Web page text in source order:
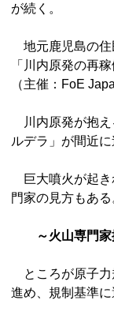
が続く。
地元鹿児島の住
「川内原発の再
（主催：FoE
川内原発が抱え
ルデラ」が間近に
巨大噴火が起き
門家の見方もある
～火山専門
ところが原子力
進め、規制基準に